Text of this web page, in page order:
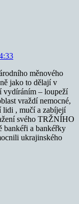
měnového
jako to dělají v
vydíráním – loupeží
vraždí nemocné,
lidi , mučí a zabíjejí
svého TRŽNÍHO
a bankéřky
ukrajinského